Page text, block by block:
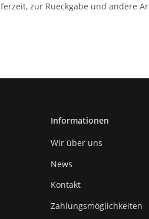
zur Rueckgabe und andere
Informationen
Wir über uns
News
Kontakt
Zahlungsmöglichkeiten